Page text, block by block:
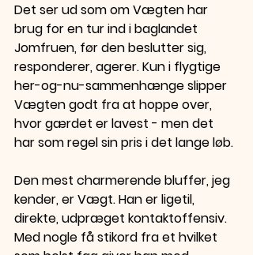
Det ser ud som om Vægten har
brug for en tur ind i baglandet
Jomfruen, før den beslutter sig,
responderer, agerer. Kun i flygtige
her-og-nu-sammenhænge slipper
Vægten godt fra at hoppe over,
hvor gærdet er lavest - men det
har som regel sin pris i det lange løb.
Den mest charmerende bluffer, jeg
kender, er Vægt. Han er ligetil,
direkte, udpræget kontaktoffensiv.
Med nogle få stikord fra et hvilket